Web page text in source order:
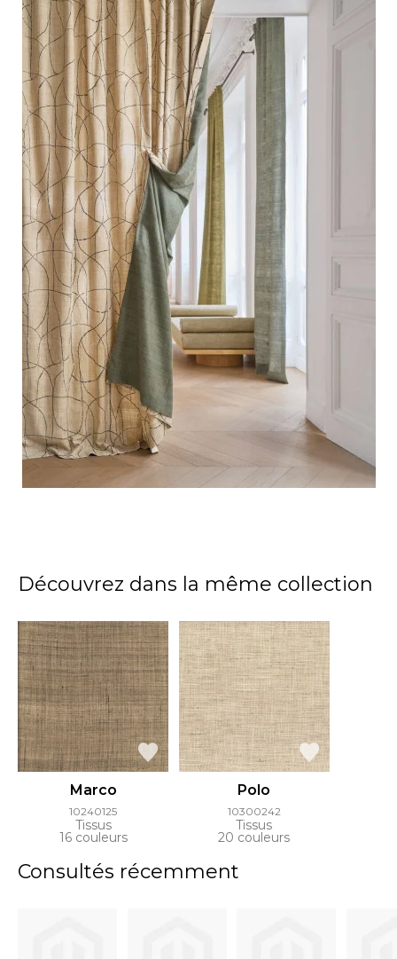
Découvrez dans la même collection
Marco
10240125
Tissus
16 couleurs
Polo
10300242
Tissus
20 couleurs
Consultés récemment